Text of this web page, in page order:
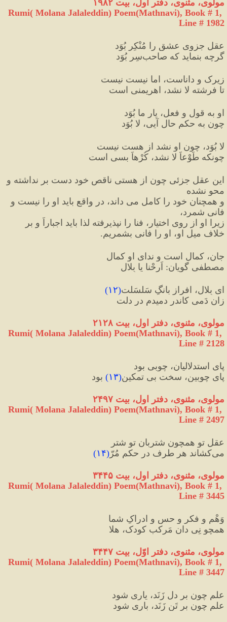
مولوی، مثنوی، دفتر اول، بیت ۱۹۸۲
Rumi( Molana Jalaleddin) Poem(Mathnavi), Book # 1,
Line # 1982
عقلِ جزوی عشق را مُنْکِر بُوَد
گرچه بنماید که صاحب‌سِر بُوَد
زیرک و داناست، اما نیست نیست
تا فرشته لا نشد، اهریمنی است
او به قول و فعل، یارِ ما بُوَد
چون به حکمِ حال آیی، لا بُوَد
لا بُوَد، چون او نشد از هست نیست
چونکه طَوْعاً لا نشد، کُرْهاً بسی است
محو نشده
فانی شمرد،
خلاف میل او، او را فانی بشمریم.
جان، کمال است و ندایِ او کمال
مصطفی گویان: اَرِحْنا یا بِلال
ای بِلال، افراز بانگِ سَلسَلت(۱۲)
زان دَمی کاندر دمیدم در دلت
مولوی، مثنوی، دفتر اول، بیت ۲۱۲۸
Rumi( Molana Jalaleddin) Poem(Mathnavi), Book # 1,
Line # 2128
پایِ استدلالیان، چوبی بود
پایِ چوبین، سخت بی تمکین(۱۳) بود
مولوی، مثنوی، دفتر اول، بیت ۲۴۹۷
Rumi( Molana Jalaleddin) Poem(Mathnavi), Book # 1,
Line # 2497
عقل تو همچون شتربان تو شتر
می‌کشاند هر طرف در حکم مُرّ
(۱۴)
مولوی، مثنوی، دفتر اول، بیت ۳۴۴۵
Rumi( Molana Jalaleddin) Poem(Mathnavi), Book # 1,
Line # 3445
وَهْم و فکر و حس و ادراکِ شما
همچو نِی دان مَرکبِ کودک، هلا
مولوی، مثنوی، دفتر اوّل، بیت ۳۴۴۷
Rumi( Molana Jalaleddin) Poem(Mathnavi), Book # 1,
Line # 3447
علم چون بر دل زَنَد، یاری شود
علم چون بر تَن زَنَد، باری شود